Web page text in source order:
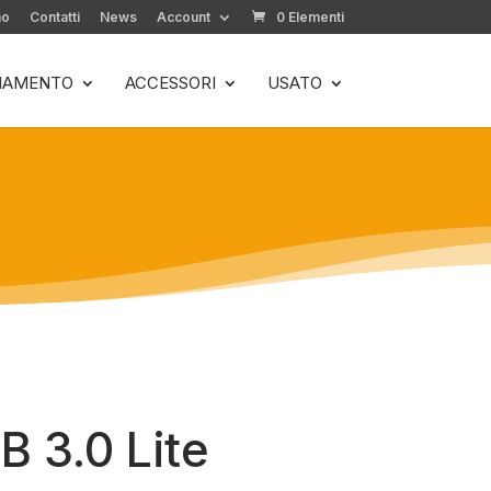
Contatti News Account 0 Elementi
ACCESSORI USATO
3.0 Lite